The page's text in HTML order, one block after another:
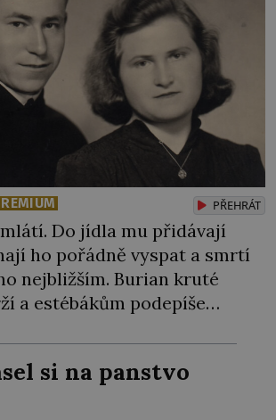
PŘEHRÁT
Do jídla mu přidávají
ho pořádně vyspat a smrtí
nejbližším. Burian kruté
a estébákům podepíše
to, že na něj během výslechů
fyzický ani psychický nátlak.
řezníka chce být knězem a
si na panstvo